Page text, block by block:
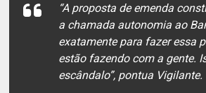
“A proposta de emenda
a chamada autonomia ao
exatamente para fazer essa
estão fazendo com a gente.
escândalo”, pontua Vigilante.